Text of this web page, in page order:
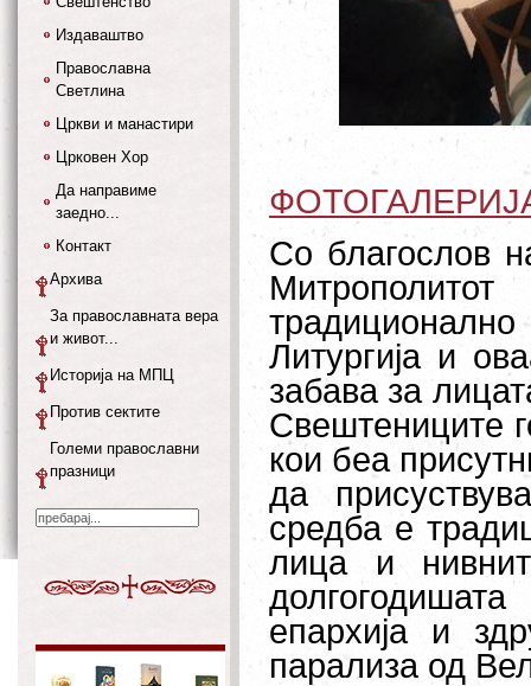
Со благослов
Литургија и
забава за
Свештениците
кои беа
да
средба е
лица и
епархија и
парализа од
Издаваштво
Православна
Светлина
Цркви и манастири
Црковен Хор
Да направиме
заедно...
Контакт
Архива
За православната вера
и живот...
Историја на МПЦ
Против сектите
Големи православни
празници